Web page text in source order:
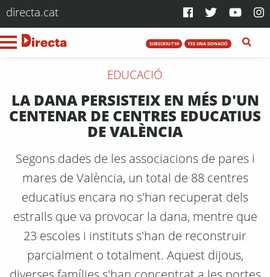
directa.cat
SUBSCRIU-T'HI FES UNA DONACIÓ
EDUCACIÓ
LA DANA PERSISTEIX EN MÉS D'UN
CENTENAR DE CENTRES EDUCATIUS
DE VALÈNCIA
Segons dades de les associacions de pares i
mares de València, un total de 88 centres
educatius encara no s'han recuperat dels
estralls que va provocar la dana, mentre que
23 escoles i instituts s'han de reconstruir
parcialment o totalment. Aquest dijous,